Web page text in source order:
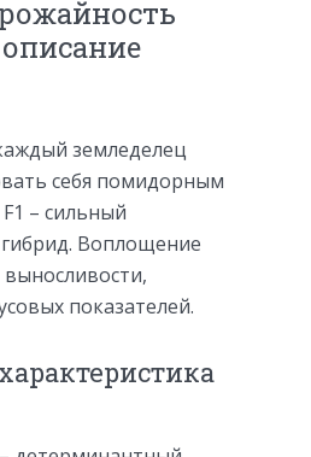
земледелец
себя помидорным
– сильный
Воплощение
показателей.